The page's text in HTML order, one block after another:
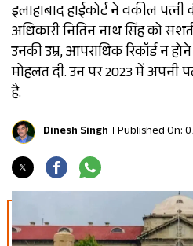
इलाहाबाद हाईकोर्ट ने वकील
अधिकारी नितिन नाथ सिंह को
उनकी उम्र, आपराधिक रिकॉर्ड न
मोहलत दी. उन पर 2023 में अपनी
है.
Dinesh Singh Published On: